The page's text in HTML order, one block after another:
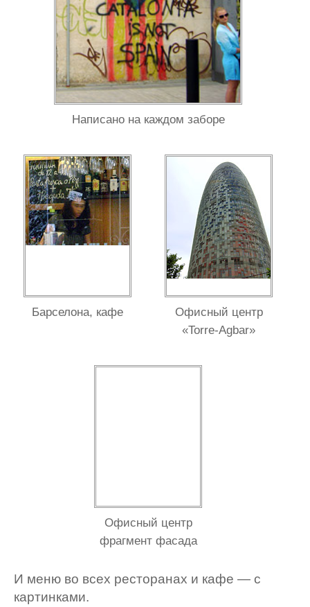
Написано на каждом заборе
Барселона, кафе
Офисный центр
«Torre-Agbar»
Офисный центр
фрагмент фасада
И меню во всех ресторанах и кафе — с
картинками.